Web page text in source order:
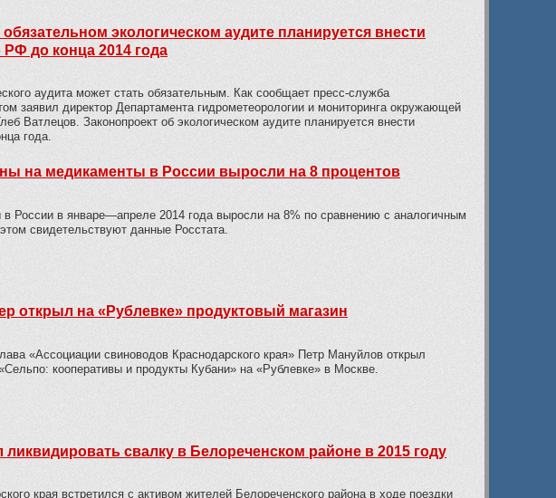
экологическом аудите планируется внести
РФ до конца 2014 года
аудита может стать обязательным. Как сообщает пресс-служба
заявил директор Департамента гидрометеорологии и мониторинга окружающей
Ватлецов. Законопроект об экологическом аудите планируется внести
года.
на медикаменты в России выросли на 8 процентов
России в январе—апреле 2014 года выросли на 8% по сравнению с аналогичным
свидетельствуют данные Росстата.
открыл на «Рублевке» продуктовый магазин
«Ассоциации свиноводов Краснодарского края» Петр Мануйлов открыл
кооперативы и продукты Кубани» на «Рублевке» в Москве.
свалку в Белореченском районе в 2015 году
края встретился с активом жителей Белореченского района в ходе поездки